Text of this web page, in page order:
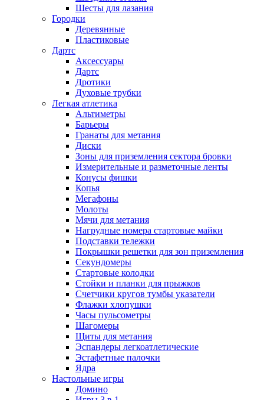
Шесты для лазания
Городки
Деревянные
Пластиковые
Дартс
Аксессуары
Дартс
Дротики
Духовые трубки
Легкая атлетика
Альтиметры
Барьеры
Гранаты для метания
Диски
Зоны для приземления сектора бровки
Измерительные и разметочные ленты
Конусы фишки
Копья
Мегафоны
Молоты
Мячи для метания
Нагрудные номера стартовые майки
Подставки тележки
Покрышки решетки для зон приземления
Секундомеры
Стартовые колодки
Стойки и планки для прыжков
Счетчики кругов тумбы указатели
Флажки хлопушки
Часы пульсометры
Шагомеры
Щиты для метания
Эспандеры легкоатлетические
Эстафетные палочки
Ядра
Настольные игры
Домино